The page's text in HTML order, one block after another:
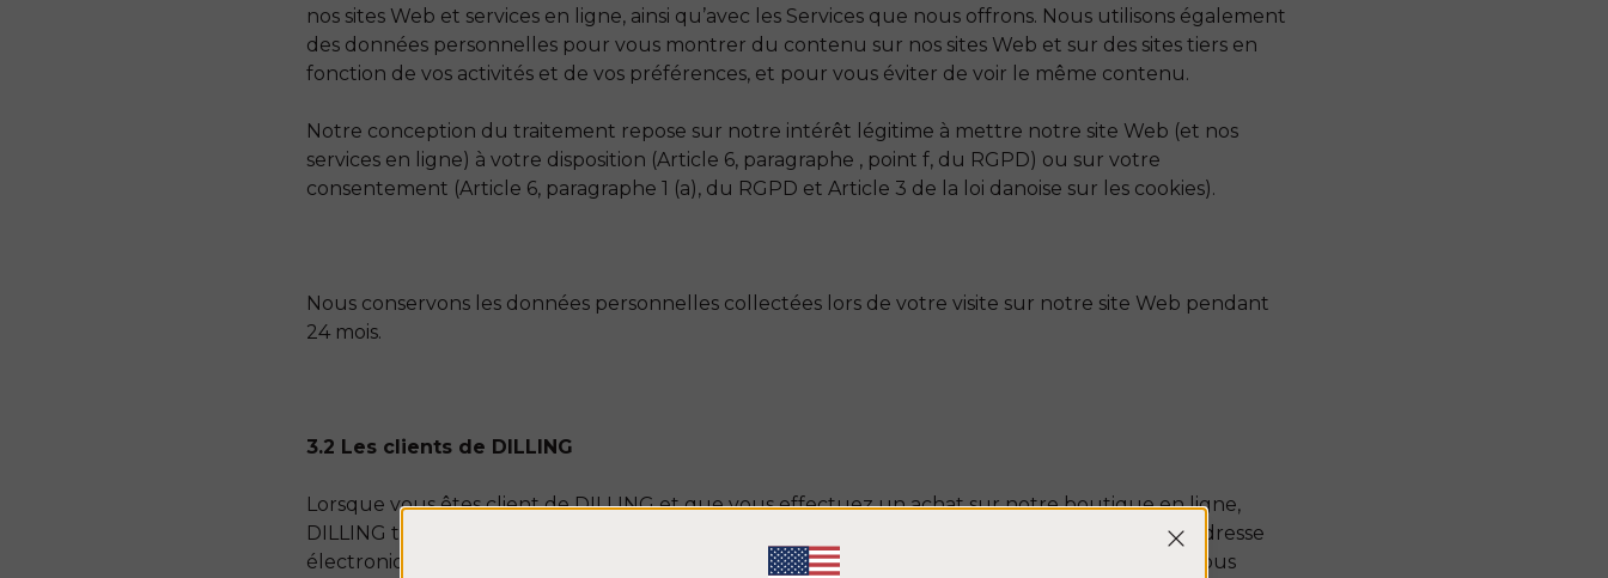
nos sites Web et services en ligne, ainsi qu’avec les Services que nous offrons. Nous utilisons également
des données personnelles pour vous montrer du contenu sur nos sites Web et sur des sites tiers en
fonction de vos activités et de vos préférences, et pour vous éviter de voir le même contenu.
Notre conception du traitement repose sur notre intérêt légitime à mettre notre site Web (et nos
services en ligne) à votre disposition (Article 6, paragraphe , point f, du RGPD) ou sur votre
consentement (Article 6, paragraphe 1 (a), du RGPD et Article 3 de la loi danoise sur les cookies).
Nous conservons les données personnelles collectées lors de votre visite sur notre site Web pendant
24 mois.
3.2 Les clients de DILLING
Lorsque vous êtes client de DILLING et que vous effectuez un achat sur notre boutique en ligne,
DILLING traite des données à caractère personnel telles que votre nom, votre adresse, votre adresse
électronique, vos achats, vos informations de paiement et toute autre information que vous nous
Modal Content